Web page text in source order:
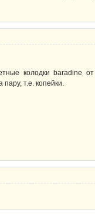
колодки baradine от
т.е. копейки.